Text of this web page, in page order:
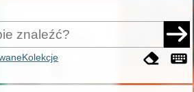
Kolekcje